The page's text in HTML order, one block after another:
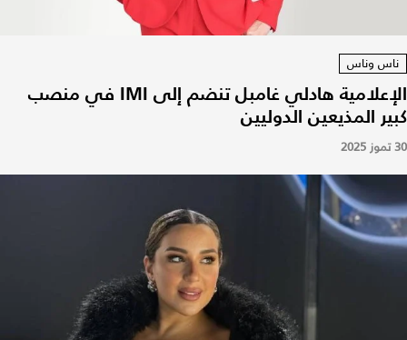
ناس وناس
الإعلامية هادلي غامبل تنضم إلى IMI في منصب
كبير المذيعين الدوليين
30 تموز 2025